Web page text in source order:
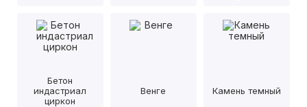
Бетон
индастриал
циркон
Венге Камень темный